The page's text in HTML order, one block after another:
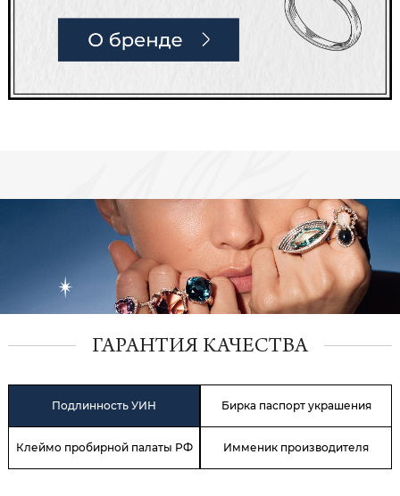
ГАРАНТИЯ КАЧЕСТВА
Подлинность УИН Бирка паспорт украшения
Клеймо пробирной палаты РФ Имменик производителя